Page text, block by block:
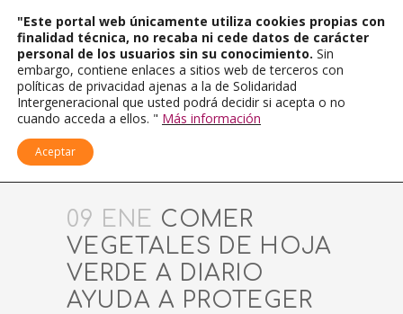
09 ENE COMER
VEGETALES DE HOJA
VERDE A DIARIO
AYUDA A PROTEGER
"Este portal web únicamente utiliza cookies propias con
finalidad técnica, no recaba ni cede datos de carácter
personal de los usuarios sin su conocimiento. Sin
embargo, contiene enlaces a sitios web de terceros con
políticas de privacidad ajenas a la de Solidaridad
Intergeneracional que usted podrá decidir si acepta o no
cuando acceda a ellos. " Más información
Aceptar